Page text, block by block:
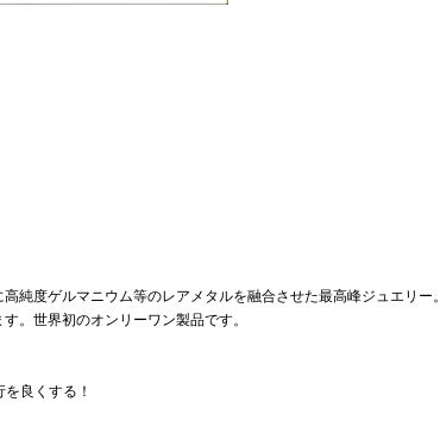
純度ゲルマニウム等のレアメタルを融合させた最高峰ジュエリー。
。世界初のオンリーワン製品です。
良くする！